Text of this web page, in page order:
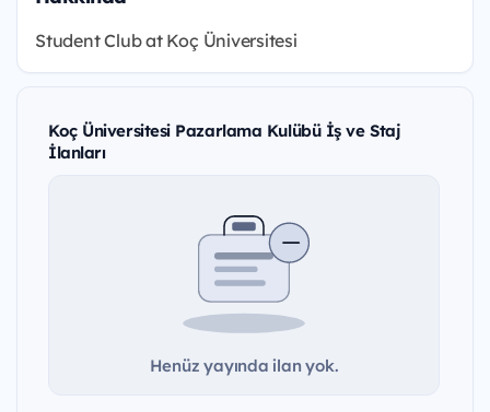
Student Club at Koç Üniversitesi
Koç Üniversitesi Pazarlama Kulübü İş ve Staj
İlanları
Henüz yayında ilan yok.